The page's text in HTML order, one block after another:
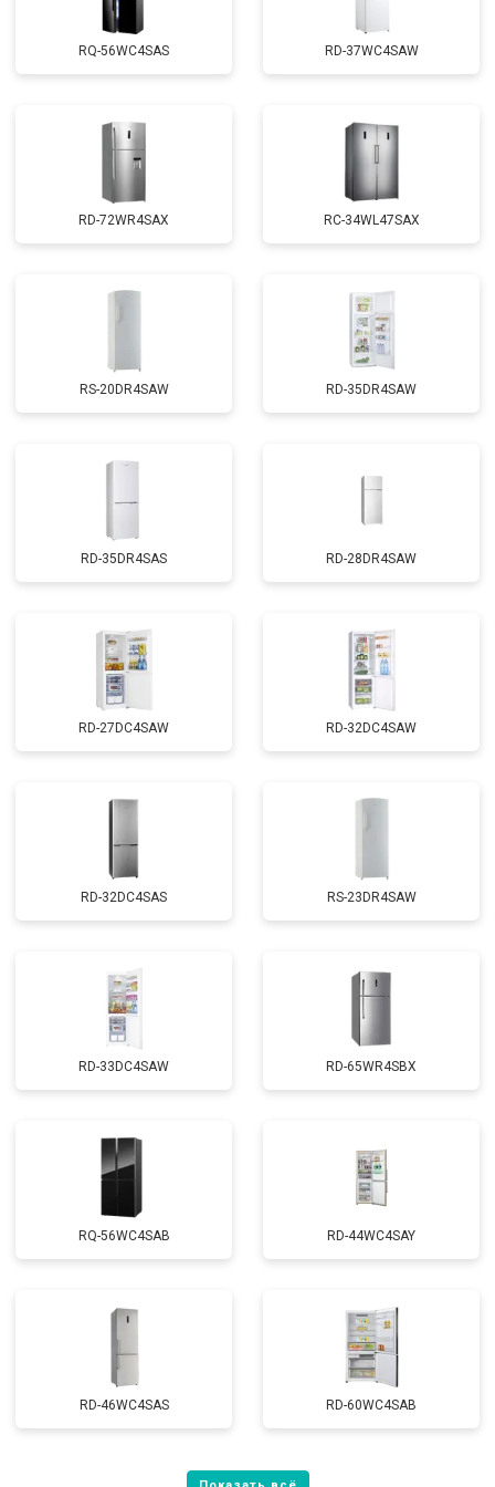
RQ-56WC4SAS RD-37WC4SAW
RD-72WR4SAX RС-34WL47SAX
RS-20DR4SAW RD-35DR4SAW
RD-35DR4SAS RD-28DR4SAW
RD-27DC4SAW RD-32DC4SAW
RD-32DC4SAS RS-23DR4SAW
RD-33DC4SAW RD-65WR4SBX
RQ-56WC4SAB RD-44WC4SAY
RD-46WC4SAS RD-60WC4SAB